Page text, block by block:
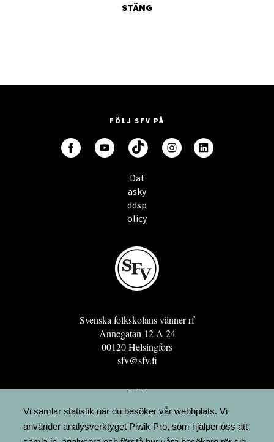
STÄNG
FÖLJ SFV PÅ
Dat
asky
ddsp
olicy
Svenska folkskolans vänner rf
Annegatan 12 A 24
00120 Helsingfors
sfv@sfv.fi
GRO
FÖRENINGSRESURSEN
MINNESRUNOR.FI
Vi samlar statistik när du besöker vår webbplats. Vi
använder analysverktyget Piwik Pro, som hjälper oss att